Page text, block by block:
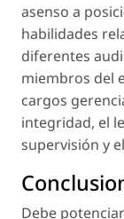
asenso a
habilidades
diferentes
miembros del
cargos
integridad, el
supervisión y
Debe